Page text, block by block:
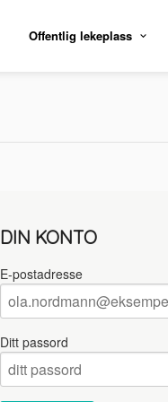
Offentlig lekeplass
DIN KONTO
E-postadresse
Ditt passord